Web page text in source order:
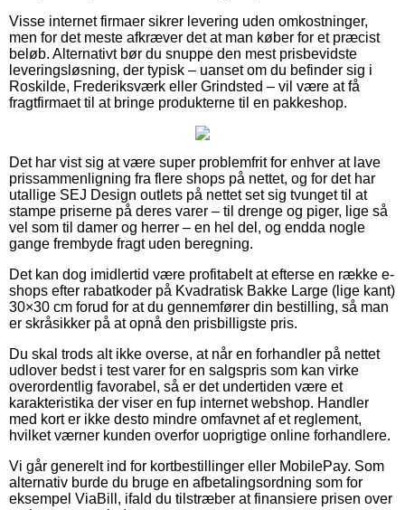
Visse internet firmaer sikrer levering uden omkostninger,
men for det meste afkræver det at man køber for et præcist
beløb. Alternativt bør du snuppe den mest prisbevidste
leveringsløsning, der typisk – uanset om du befinder sig i
Roskilde, Frederiksværk eller Grindsted – vil være at få
fragtfirmaet til at bringe produkterne til en pakkeshop.
Det har vist sig at være super problemfrit for enhver at lave
prissammenligning fra flere shops på nettet, og for det har
utallige SEJ Design outlets på nettet set sig tvunget til at
stampe priserne på deres varer – til drenge og piger, lige så
vel som til damer og herrer – en hel del, og endda nogle
gange frembyde fragt uden beregning.
Det kan dog imidlertid være profitabelt at efterse en række e-
shops efter rabatkoder på Kvadratisk Bakke Large (lige kant)
30×30 cm forud for at du gennemfører din bestilling, så man
er skråsikker på at opnå den prisbilligste pris.
Du skal trods alt ikke overse, at når en forhandler på nettet
udlover bedst i test varer for en salgspris som kan virke
overordentlig favorabel, så er det undertiden være et
karakteristika der viser en fup internet webshop. Handler
med kort er ikke desto mindre omfavnet af et reglement,
hvilket værner kunden overfor uoprigtige online forhandlere.
Vi går generelt ind for kortbestillinger eller MobilePay. Som
alternativ burde du bruge en afbetalingsordning som for
eksempel ViaBill, ifald du tilstræber at finansiere prisen over